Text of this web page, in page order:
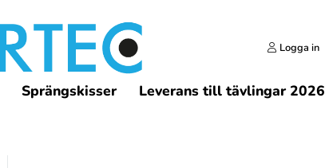
Logga in
Sprängskisser Leverans till tävlingar 2026